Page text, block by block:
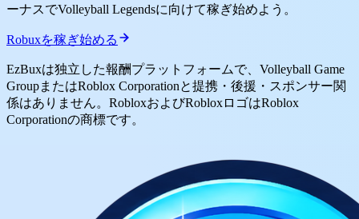
ーナスでVolleyball Legendsに向けて稼ぎ始めよう。
Robuxを稼ぎ始める
EzBuxは独立した報酬プラットフォームで、Volleyball Game
GroupまたはRoblox Corporationと提携・後援・スポンサー関
係はありません。RobloxおよびRobloxロゴはRoblox
Corporationの商標です。